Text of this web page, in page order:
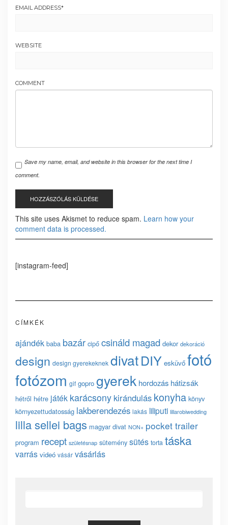
EMAIL ADDRESS*
WEBSITE
COMMENT
Save my name, email, and website in this browser for the next time I
comment.
This site uses Akismet to reduce spam. Learn how your
comment data is processed.
[instagram-feed]
CÍMKÉK
ajándék baba bazár cipő csináld magad dekor dekoráció
design design gyerekeknek divatDIY esküvő fotó
fotózom gif gopro gyerek hordozás hátizsák
hétről hétre játék karácsony kirándulás konyha könyv
környezettudatosság lakberendezés lakás liliputi lillarobiwedding
lilla sellei bags magyar divat NON+ pocket trailer
program recept születésnap sütemény sütés torta táska
varrás videó vásár vásárlás